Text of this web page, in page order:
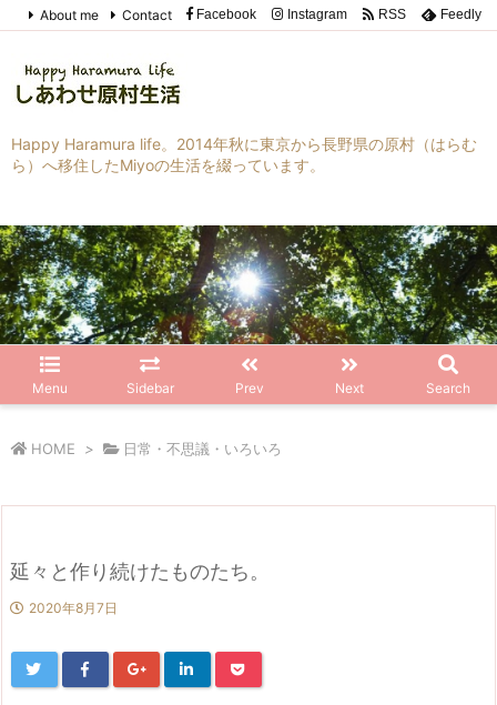
Happy Haramura life。2014年秋に東京から長野県の原村（はらむ
ら）へ移住したMiyoの生活を綴っています。
Menu Sidebar Prev Next Search
About me Contact Facebook Instagram RSS Feedly
HOME > 日常・不思議・いろいろ
延々と作り続けたものたち。
2020年8月7日